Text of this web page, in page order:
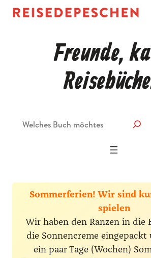
Freunde,
Sommerferien! Wir sind
spielen
Wir haben den Ranzen in die
die Sonnencreme eingepackt
ein paar Tage (Wochen)